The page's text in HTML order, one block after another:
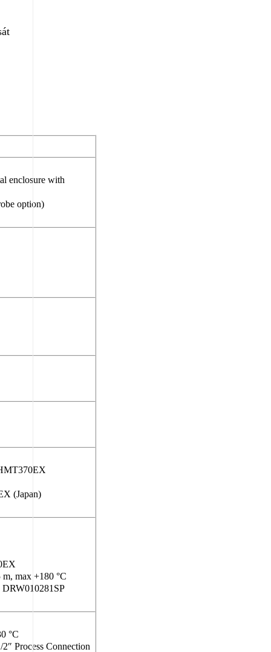
enclosure with
option)
(Japan)
max +180 °C
DRW010281SP
°C
Process Connection